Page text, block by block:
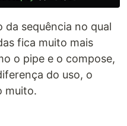
da sequência no qual
fica muito mais
o pipe e o compose,
do uso, o
muito.